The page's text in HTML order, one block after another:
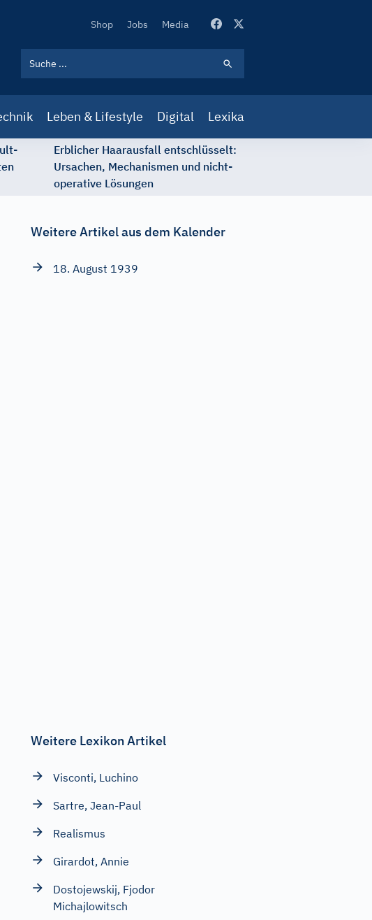
Secondary
Shop Jobs Media
Leben & Lifestyle Digital Lexika
Erblicher Haarausfall entschlüsselt:
Ursachen, Mechanismen und nicht-
operative Lösungen
Weitere Artikel aus dem Kalender
18. August 1939
Weitere Lexikon Artikel
Visconti, Luchino
Sartre, Jean-Paul
Realismus
Girardot, Annie
Dostojewskij, Fjodor
Michajlowitsch